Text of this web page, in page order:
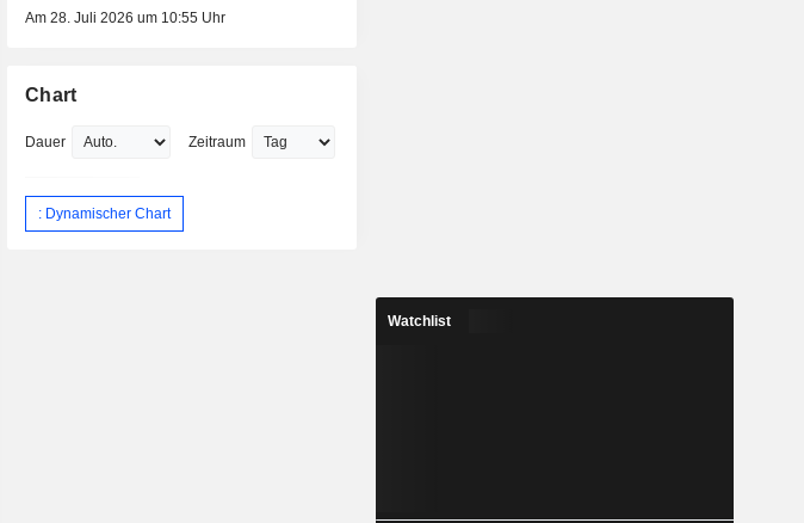
Am 28. Juli 2026 um 10:55 Uhr
Chart
Dauer Zeitraum
: Dynamischer Chart
Watchlist